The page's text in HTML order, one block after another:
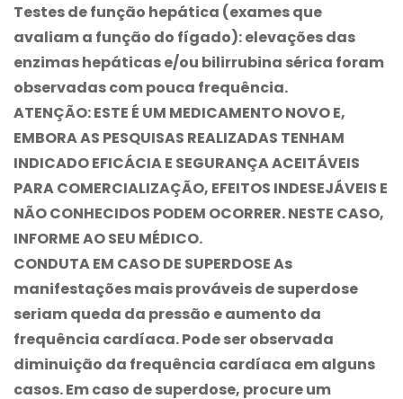
Testes de função hepática (exames que
avaliam a função do fígado): elevações das
enzimas hepáticas e/ou bilirrubina sérica foram
observadas com pouca frequência.
ATENÇÃO: ESTE É UM MEDICAMENTO NOVO E,
EMBORA AS PESQUISAS REALIZADAS TENHAM
INDICADO EFICÁCIA E SEGURANÇA ACEITÁVEIS
PARA COMERCIALIZAÇÃO, EFEITOS INDESEJÁVEIS E
NÃO CONHECIDOS PODEM OCORRER. NESTE CASO,
INFORME AO SEU MÉDICO.
CONDUTA EM CASO DE SUPERDOSE As
manifestações mais prováveis de superdose
seriam queda da pressão e aumento da
frequência cardíaca. Pode ser observada
diminuição da frequência cardíaca em alguns
casos. Em caso de superdose, procure um